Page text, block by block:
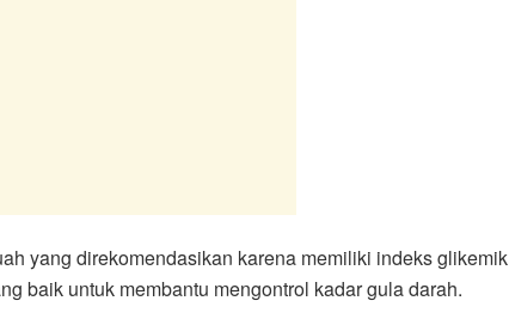
yang direkomendasikan karena memiliki indeks glikemik
baik untuk membantu mengontrol kadar gula darah.